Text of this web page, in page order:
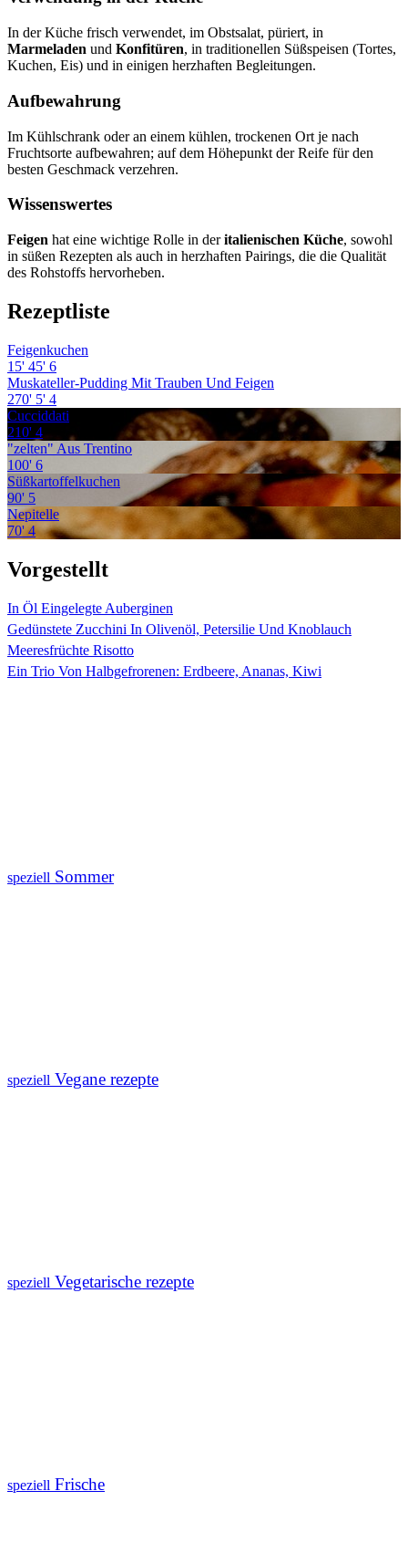
In der Küche frisch verwendet, im Obstsalat, püriert, in
Marmeladen und Konfitüren, in traditionellen Süßspeisen (Tortes,
Kuchen, Eis) und in einigen herzhaften Begleitungen.
Aufbewahrung
Im Kühlschrank oder an einem kühlen, trockenen Ort je nach
Fruchtsorte aufbewahren; auf dem Höhepunkt der Reife für den
besten Geschmack verzehren.
Wissenswertes
Feigen hat eine wichtige Rolle in deritalienischen Küche, sowohl
in süßen Rezepten als auch in herzhaften Pairings, die die Qualität
des Rohstoffs hervorheben.
Rezeptliste
Feigenkuchen
15' 45' 6
Muskateller-Pudding Mit Trauben Und Feigen
270' 5' 4
Cucciddati
210' 4
"zelten" Aus Trentino
100' 6
Süßkartoffelkuchen
90' 5
Nepitelle
70'4
Vorgestellt
In Öl Eingelegte Auberginen
Gedünstete Zucchini In Olivenöl, Petersilie Und Knoblauch
Meeresfrüchte Risotto
Ein Trio Von Halbgefrorenen: Erdbeere, Ananas, Kiwi
speziell Sommer
speziell Vegane rezepte
speziell Vegetarische rezepte
speziell Frische